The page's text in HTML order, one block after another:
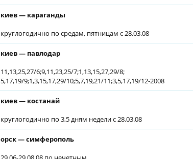
киев — караганды
круглогодично по средам, пятницам с 28.03.08
киев — павлодар
11,13,25,27/6;9,11,23,25/7;1,13,15,27,29/8;
5,17,19/9;1,3,15,17,29/10;5,7,19,21/11;3,5,17,19/12-2008
киев — костанай
круглогодично по 3,5 дням недели с 28.03.08
орск — симферополь